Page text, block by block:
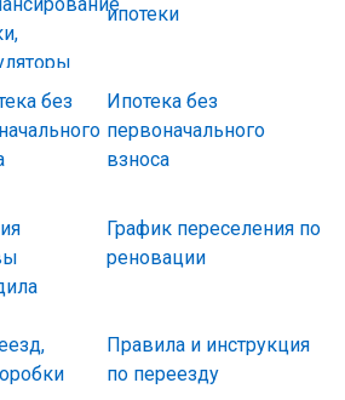
ипотеки
Ипотека без
первоначального
взноса
График переселения по
реновации
Правила и инструкция
по переезду